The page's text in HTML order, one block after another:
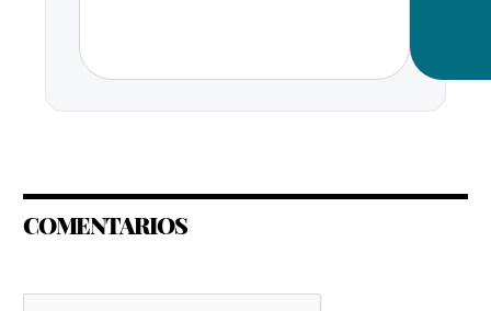
COMENTARIOS